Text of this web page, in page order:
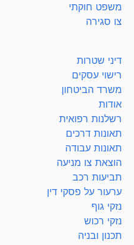
משפט חוקתי
צו סגירה
דיני שטרות
רישוי עסקים
משרד הביטחון
אודות
רשלנות רפואית
תאונות דרכים
תאונות עבודה
הוצאת צו מניעה
תביעות רכב
ערעור על פסקי דין
נזקי גוף
נזקי רכוש
תכנון ובניה